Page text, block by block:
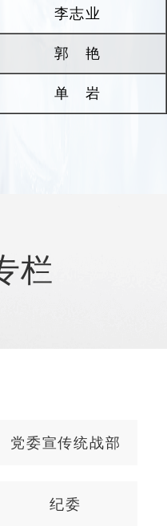
南省群众满意医院、
单位、河南省医院管
、河南省卫生文化建
创造更加美好的明
月）
李志业
郭艳
单岩
栏
党委宣传统战部
纪委